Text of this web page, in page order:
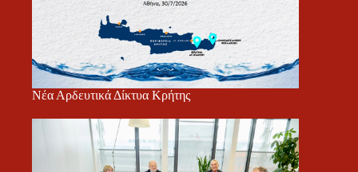
Νέα Αρδευτικά Δίκτυα Κρήτης